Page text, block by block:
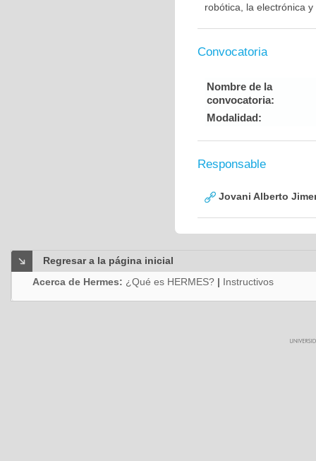
robótica, la electrónica
Convocatoria
Nombre de la
convocatoria:
Modalidad:
Responsable
Jovani Alberto
Regresar a la página inicial
Acerca de Hermes: ¿Qué es HERMES? | Instructivos